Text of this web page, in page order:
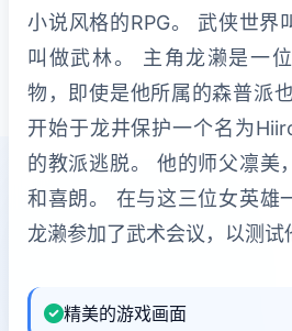
小说风格的RPG。 武侠世界
叫做武林。 主角龙濑是一
物，即使是他所属的森普派
开始于龙井保护一个名为
的教派逃脱。 他的师父凛美
和喜朗。 在与这三位女英雄
龙濑参加了武术会议，以测试
精美的游戏画面